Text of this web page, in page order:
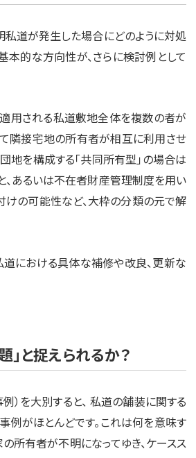
私道が発生した場合にどのように対処
本的な方向性が、さらに検討例として
用される私道敷地全体を複数の者が
隣接宅地の所有者が相互に利用させ
地を構成する「共同所有型」の場合は
あるいは不在者財産管理制度を用い
の可能性など、大枠の分類の元で解
における具体な補修や改良、更新な
と捉えられるか？
）を大別すると、 私道の舗装に関する
例がほとんどです。これは何を意味す
所有者が不明になってゆき、ケースス